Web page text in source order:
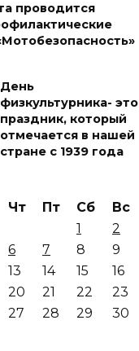
проводится
День
физкультурника- это
праздник, который
отмечается в нашей
стране с 1939 года
Чт Пт Сб
Вс
1
2
6 7 8
9
13 14 15
16
20 21 22
23
27 28 29
30